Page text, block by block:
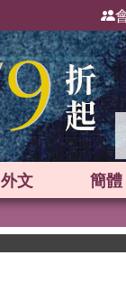
外文 簡體